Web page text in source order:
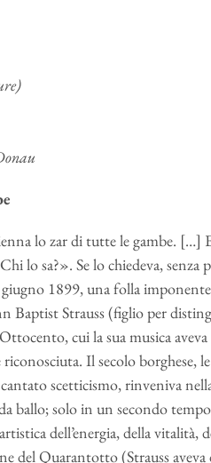
lo zar di tutte le gambe. […]
lo sa?». Se lo chiedeva,
1899, una folla
Baptist Strauss (figlio per
cui la sua musica
Il secolo borghese,
scetticismo, rinveniva
ballo; solo in un secondo
dell’energia, della vitalità,
del Quarantotto (Strauss